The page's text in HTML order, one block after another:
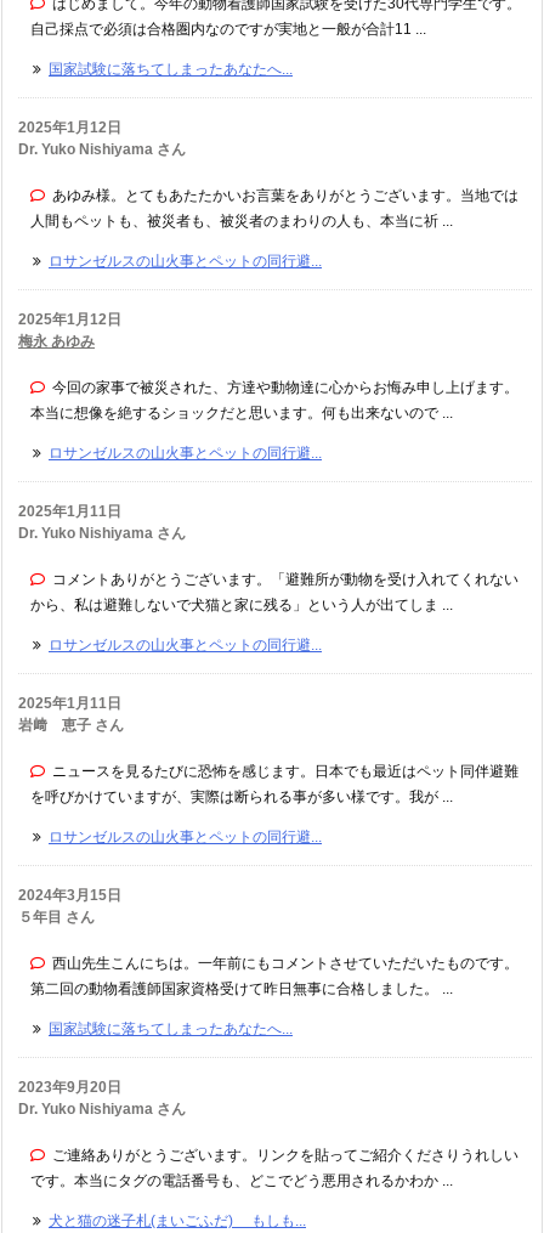
はじめまして。今年の動物看護師国家試験を受けた30代専門学生です。
自己採点で必須は合格圏内なのですが実地と一般が合計11 ...
国家試験に落ちてしまったあなたへ...
2025年1月12日
Dr. Yuko Nishiyama さん
あゆみ様。とてもあたたかいお言葉をありがとうございます。当地では
人間もペットも、被災者も、被災者のまわりの人も、本当に祈 ...
ロサンゼルスの山火事とペットの同行避...
2025年1月12日
梅永 あゆみ
今回の家事で被災された、方達や動物達に心からお悔み申し上げます。
本当に想像を絶するショックだと思います。何も出来ないので ...
ロサンゼルスの山火事とペットの同行避...
2025年1月11日
Dr. Yuko Nishiyama さん
コメントありがとうございます。「避難所が動物を受け入れてくれない
から、私は避難しないで犬猫と家に残る」という人が出てしま ...
ロサンゼルスの山火事とペットの同行避...
2025年1月11日
岩﨑 恵子 さん
ニュースを見るたびに恐怖を感じます。日本でも最近はペット同伴避難
を呼びかけていますが、実際は断られる事が多い様です。我が ...
ロサンゼルスの山火事とペットの同行避...
2024年3月15日
５年目 さん
西山先生こんにちは。一年前にもコメントさせていただいたものです。
第二回の動物看護師国家資格受けて昨日無事に合格しました。 ...
国家試験に落ちてしまったあなたへ...
2023年9月20日
Dr. Yuko Nishiyama さん
ご連絡ありがとうございます。リンクを貼ってご紹介くださりうれしい
です。本当にタグの電話番号も、どこでどう悪用されるかわか ...
犬と猫の迷子札(まいごふだ) もしも...